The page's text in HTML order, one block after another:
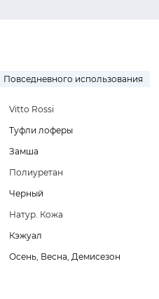
Повседневного использования
Vitto Rossi
Туфли лоферы
Замша
Полиуретан
Черный
Натур. Кожа
Кэжуал
Осень, Весна, Демисезон